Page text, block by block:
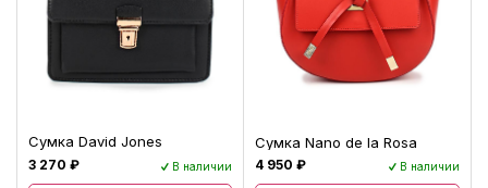
Сумка David Jones
3 270 ₽ В наличии
Сумка Nano de la Rosa
4 950 ₽ В наличии